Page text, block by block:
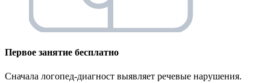
Первое занятие бесплатно
Сначала логопед-диагност выявляет речевые нарушения.